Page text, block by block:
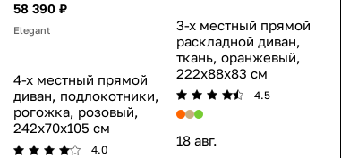
58 390 ₽
Elegant
4-х местный прямой
диван, подлокотники,
рогожка, розовый,
242x70x105 см
4.0
3-х местный прямой
раскладной диван,
ткань, оранжевый,
222x88x83 см
4.5
18 авг.